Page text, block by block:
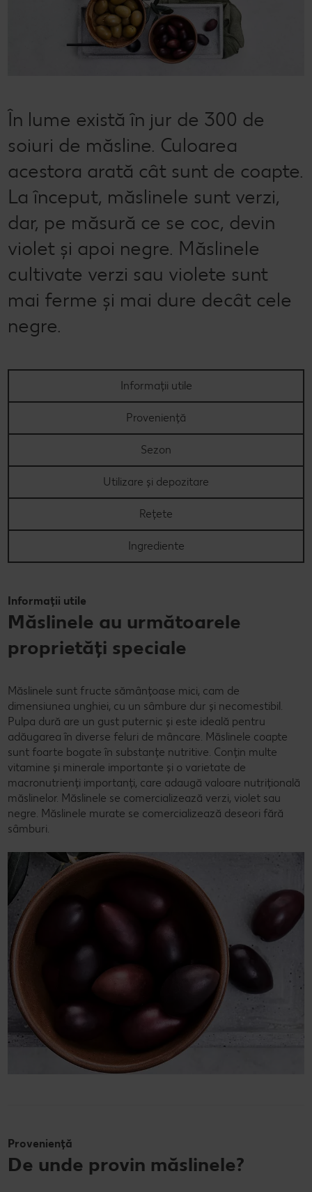
Dicționar de alimente
Valorile noastre
Rețete de mic dejun vegan
Rețete de prăjituri
Sustenabilitate
Concursuri
Marcă proprie Kaufland - și calitate și preț mic
Semințele de pepene verde
Bucuria de a găti
În lume există în jur de 300 de
soiuri de măsline. Culoarea
acestora arată cât sunt de coapte.
La început, măslinele sunt verzi,
dar, pe măsură ce se coc, devin
violet și apoi negre. Măslinele
cultivate verzi sau violete sunt
mai ferme și mai dure decât cele
negre.
Informații utile
Proveniență
Sezon
Utilizare și depozitare
Rețete
Ingrediente
Informații utile
Măslinele au următoarele
proprietăți speciale
Măslinele sunt fructe sămânțoase mici, cam de
dimensiunea unghiei, cu un sâmbure dur și necomestibil.
Pulpa dură are un gust puternic și este ideală pentru
adăugarea în diverse feluri de mâncare. Măslinele coapte
sunt foarte bogate în substanțe nutritive. Conțin multe
vitamine și minerale importante și o varietate de
macronutrienți importanți, care adaugă valoare nutrițională
măslinelor. Măslinele se comercializează verzi, violet sau
negre. Măslinele murate se comercializează deseori fără
sâmburi.
Proveniență
De unde provin măslinele?